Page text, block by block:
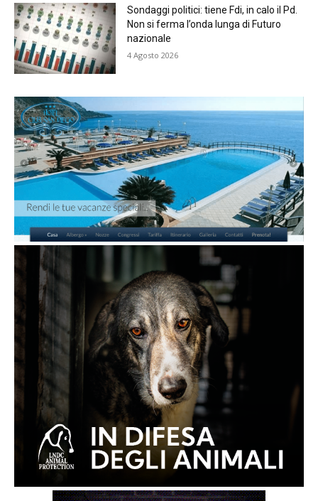
Sondaggi politici: tiene Fdi, in calo il Pd.
Non si ferma l’onda lunga di Futuro
nazionale
4 Agosto 2026